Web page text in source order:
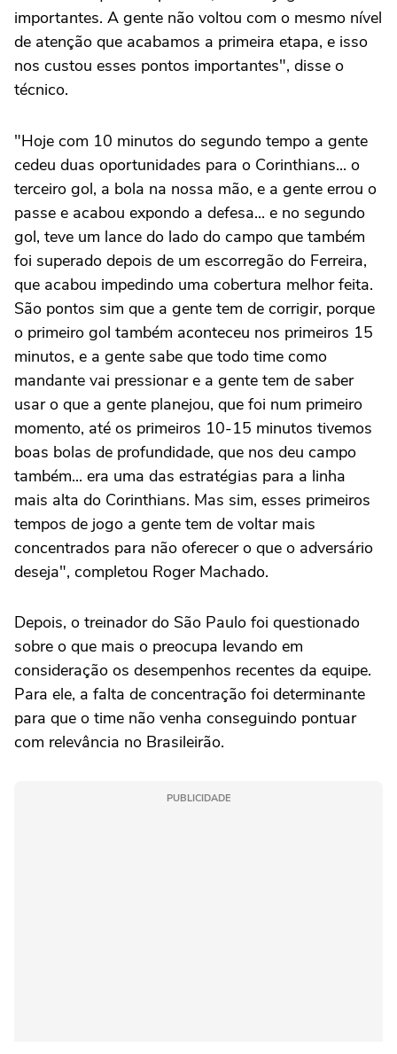
importantes. A gente não voltou com o mesmo nível
de atenção que acabamos a primeira etapa, e isso
nos custou esses pontos importantes", disse o
técnico.
"Hoje com 10 minutos do segundo tempo a gente
cedeu duas oportunidades para o Corinthians... o
terceiro gol, a bola na nossa mão, e a gente errou o
passe e acabou expondo a defesa... e no segundo
gol, teve um lance do lado do campo que também
foi superado depois de um escorregão do Ferreira,
que acabou impedindo uma cobertura melhor feita.
São pontos sim que a gente tem de corrigir, porque
o primeiro gol também aconteceu nos primeiros 15
minutos, e a gente sabe que todo time como
mandante vai pressionar e a gente tem de saber
usar o que a gente planejou, que foi num primeiro
momento, até os primeiros 10-15 minutos tivemos
boas bolas de profundidade, que nos deu campo
também... era uma das estratégias para a linha
mais alta do Corinthians. Mas sim, esses primeiros
tempos de jogo a gente tem de voltar mais
concentrados para não oferecer o que o adversário
deseja", completou Roger Machado.
Depois, o treinador do São Paulo foi questionado
sobre o que mais o preocupa levando em
consideração os desempenhos recentes da equipe.
Para ele, a falta de concentração foi determinante
para que o time não venha conseguindo pontuar
com relevância no Brasileirão.
PUBLICIDADE